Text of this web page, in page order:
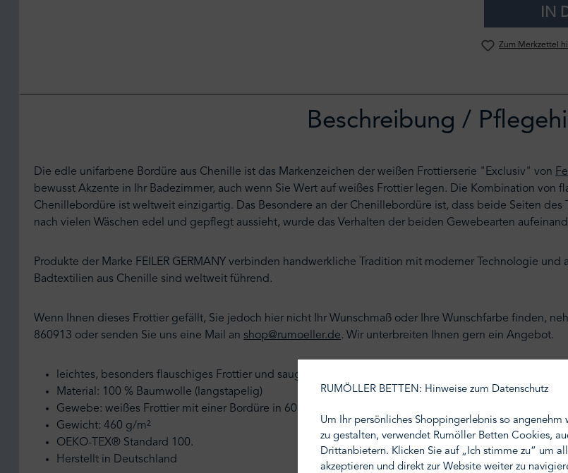
IN
Zum Merkzettel
Beschreibung /
Die edle unifarbene Bordüre aus Chenille ist das Markenzeichen der weißen Frottierserie "Exclusiv" von
bewusst Akzente in Ihr Badezimmer, auch wenn Sie Wert auf weißes Frottier legen. Die Kombination
Chenillebordüre ist weltweit einzigartig. Das Besondere an der Chenillebordüre ist, dass beide Seiten
nach vielen Wäschen edel und gepflegt aussieht, wurde das Verhalten der beiden Gewebearten
Produkte der Marke FEILER GERMANY verbinden handwerkliche Tradition mit moderner Technologie
Badtextilien aus Chenille sind weltweit führend.
Wenn Ihnen dieses Frottier gefällt, Sie jedoch hier nicht Ihr Wunschmaß oder Ihre Wunschfarbe finden,
860913 oder senden Sie uns eine Mail an shop@rumoeller.de. Wir unterbreiten Ihnen gern ein Angebot.
leichtes, besonders flauschiges Frottier und saugfähig
Material: 100 % Baumwolle (langstapelig)
Gewebe: weißes Frottier mit einer Bordüre in 60 Farben
Gewicht: 460 g/m²
OEKO-TEX® Standard 100.
Herstellt in Deutschland
RUMÖLLER BETTEN: Hinweise zum Datenschutz
Um Ihr persönliches Shoppingerlebnis so angenehm
zu gestalten, verwendet Rumöller Betten Cookies,
Drittanbietern. Klicken Sie auf „Ich stimme zu“ um
akzeptieren und direkt zur Website weiter zu